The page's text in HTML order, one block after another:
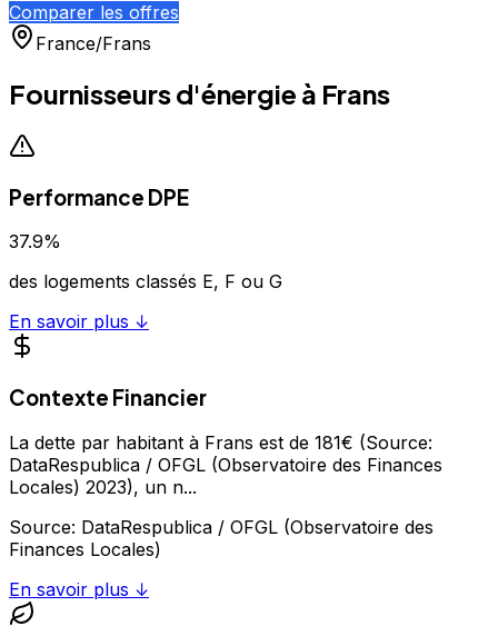
Comparer les offres
France/Frans
Fournisseurs d'énergie à Frans
Performance DPE
37.9%
des logements classés E, F ou G
En savoir plus ↓
Contexte Financier
La dette par habitant à Frans est de 181€ (Source:
DataRespublica / OFGL (Observatoire des Finances
Locales) 2023), un n...
Source: DataRespublica / OFGL (Observatoire des
Finances Locales)
En savoir plus ↓